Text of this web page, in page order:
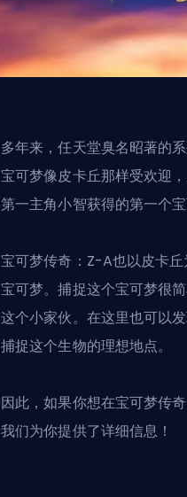
多年来，任天堂臭名昭著的
宝可梦像皮卡丘那样受欢迎
第一主角小智获得的第一个宝
宝可梦传奇：Z-A也以皮卡
宝可梦。捕捉这个宝可梦很
这个小家伙。在这里也可以
捕捉这个生物的理想地点。
因此，如果你想在宝可梦传
我们为你提供了详细信息！